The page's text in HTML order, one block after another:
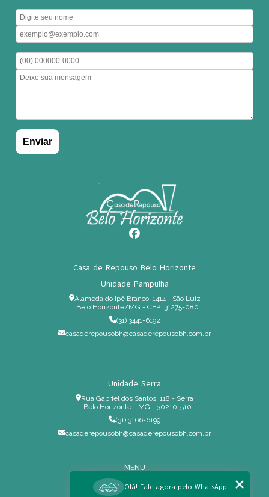
Casa de Repouso Belo Horizonte
Unidade Pampulha
Alameda do Ipê Branco, 1414 - São Luiz
Belo Horizonte/MG - CEP: 31275-080
(31) 3441-6192
casaderepousobh@casaderepousobh.com.br
Unidade Serra
Rua Gabriel dos Santos, 118 - Serra
Belo Horizonte - MG - 30210-510
(31) 3166-6199
casaderepousobh@casaderepousobh.com.br
MENU
Home
Olá! Fale agora pelo WhatsApp